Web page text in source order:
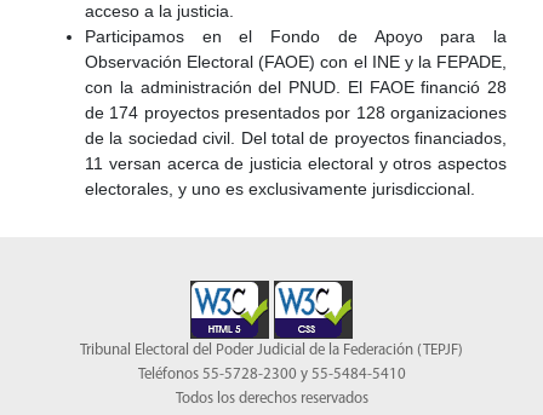
acceso a la justicia.
Participamos en el Fondo de Apoyo para la
Observación Electoral (FAOE) con el INE y la FEPADE,
con la administración del PNUD. El FAOE financió 28
de 174 proyectos presentados por 128 organizaciones
de la sociedad civil. Del total de proyectos financiados,
11 versan acerca de justicia electoral y otros aspectos
electorales, y uno es exclusivamente jurisdiccional.
Tribunal Electoral del Poder Judicial de la Federación (TEPJF)
Teléfonos 55-5728-2300 y 55-5484-5410
Todos los derechos reservados